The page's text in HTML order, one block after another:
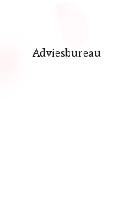
Adviesbureau